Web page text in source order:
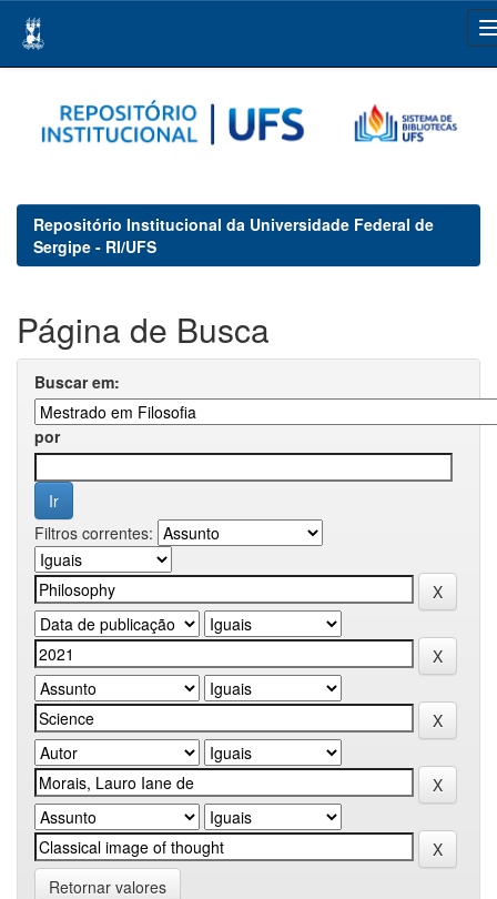
navigation
Repositório Institucional da Universidade Federal de
Sergipe - RI/UFS
Página de Busca
Buscar em:
por
Filtros correntes:
Retornar valores